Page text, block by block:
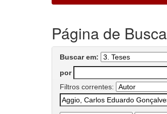
Página de Busca
Buscar em:
por
Filtros correntes: